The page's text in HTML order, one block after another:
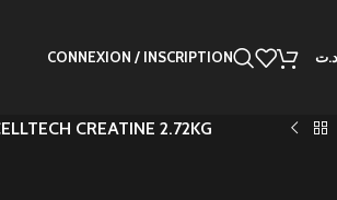
CONNEXION / INSCRIPTION د.ت
CREATINE 2.72KG